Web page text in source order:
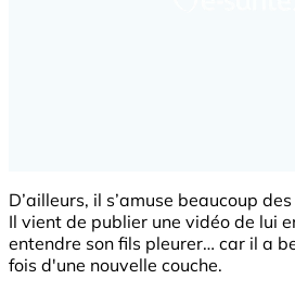
D’ailleurs, il s’amuse beaucoup
Il vient de publier une vidéo de lui
entendre son fils pleurer… car il a
fois d'une nouvelle couche.